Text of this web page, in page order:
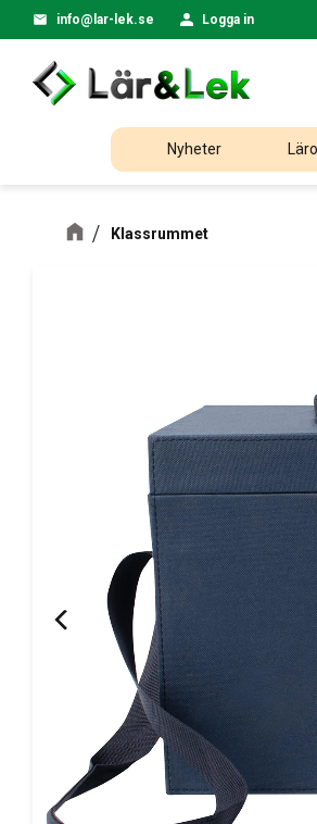
info@lar-lek.se Logga in
Nyheter
Klassrummet